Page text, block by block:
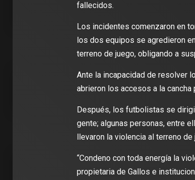
fallecidos.
Los incidentes comenzaron en
los dos equipos se agredieron
terreno de juego, obligando a
Ante la incapacidad de resolver
abrieron los accesos a la cancha
Después, los futbolistas se
gente; algunas personas, entre
llevaron la violencia al terreno
“Condeno con toda energía la
propietaria de Gallos e